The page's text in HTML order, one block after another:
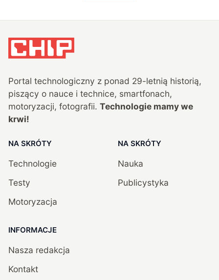
Portal technologiczny z ponad 29-letnią historią,
piszący o nauce i technice, smartfonach,
motoryzacji, fotografii. Technologie mamy we
krwi!
NA SKRÓTY
Technologie
Testy
Motoryzacja
NA SKRÓTY
Nauka
Publicystyka
INFORMACJE
Nasza redakcja
Kontakt